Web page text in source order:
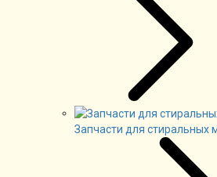
Запчасти для стиральных